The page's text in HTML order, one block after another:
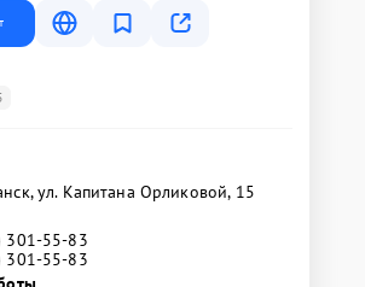
ул. Капитана Орликовой, 15
301-55-83
301-55-83